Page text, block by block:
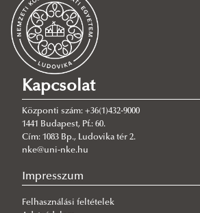
OTDK-s eredményeink
HHK ITDK eredmények 2023-24
TDK dokumentumok
2025. évi őszi ITDK
2025. évi tavaszi ITDK
2024. évi őszi ITDK
2024. évi tavaszi ITDK
2022. évi őszi ITDK
2022. évi tavaszi ITDK
Kapcsolat
Központi szám: +36(1)432-9000
1441 Budapest, Pf.: 60.
Cím: 1083 Bp., Ludovika tér 2.
nke@uni-nke.hu
Impresszum
Felhasználási feltételek